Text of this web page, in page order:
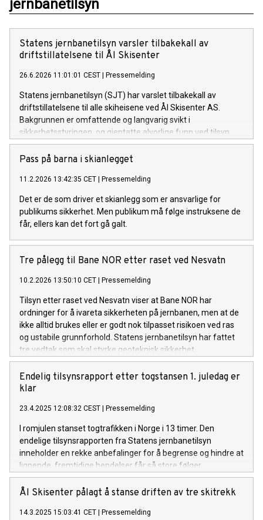
jernbanetilsyn
Statens jernbanetilsyn varsler tilbakekall av
driftstillatelsene til Ål Skisenter
26.6.2026 11:01:01 CEST Pressemelding
Statens jernbanetilsyn (SJT) har varslet tilbakekall av
driftstillatelsene til alle skiheisene ved Ål Skisenter AS.
Bakgrunnen er omfattende og langvarig svikt i
sikkerhetsstyringen, og gjentatte alvorlige funn ved tilsyn.
Pass på barna i skianlegget
11.2.2026 13:42:35 CET Pressemelding
Det er de som driver et skianlegg som er ansvarlige for
publikums sikkerhet. Men publikum må følge instruksene de
får, ellers kan det fort gå galt.
Tre pålegg til Bane NOR etter raset ved Nesvatn
10.2.2026 13:50:10 CET Pressemelding
Tilsyn etter raset ved Nesvatn viser at Bane NOR har
ordninger for å ivareta sikkerheten på jernbanen, men at de
ikke alltid brukes eller er godt nok tilpasset risikoen ved ras
og ustabile grunnforhold. Statens jernbanetilsyn har fattet
tre vedtak som skal styrke geoteknisk sikkerhet.
Endelig tilsynsrapport etter togstansen 1. juledag er
klar
23.4.2025 12:08:32 CEST Pressemelding
I romjulen stanset togtrafikken i Norge i 13 timer. Den
endelige tilsynsrapporten fra Statens jernbanetilsyn
inneholder en rekke anbefalinger for å begrense og hindre at
lignende, fremtidige hendelser får så store følger.
Ål Skisenter pålagt å stanse driften av tre skitrekk
14.3.2025 15:03:41 CET Pressemelding